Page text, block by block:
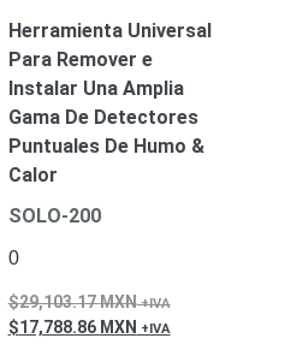
Herramienta Universal
Para Remover e
Instalar Una Amplia
Gama De Detectores
Puntuales De Humo &
Calor
SOLO-200
0
29,103.17MXN
17,788.86 MXN